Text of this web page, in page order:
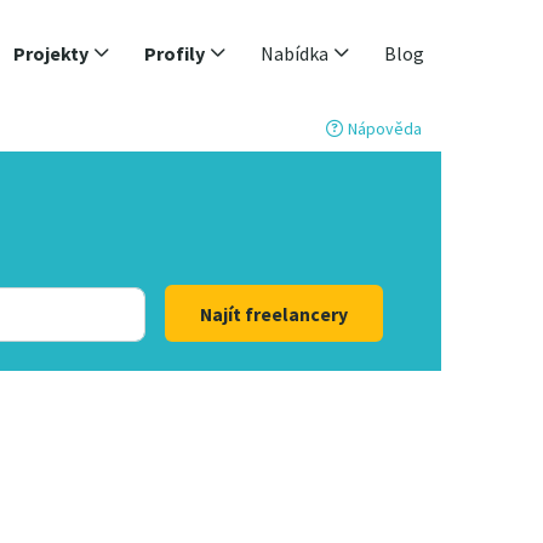
Projekty Profily Nabídka Blog
Nápověda
Najít freelancery